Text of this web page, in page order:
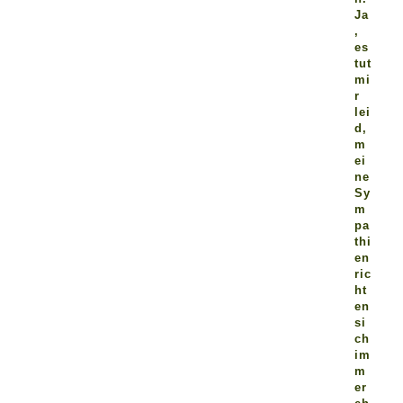
Ja
,
es
tut
mi
r
lei
d,
m
ei
ne
Sy
m
pa
thi
en
ric
ht
en
si
ch
im
m
er